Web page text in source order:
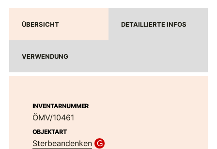
ÜBERSICHT DETAILLIERTE INFOS
VERWENDUNG
INVENTARNUMMER
ÖMV/10461
OBJEKTART
Sterbeandenken